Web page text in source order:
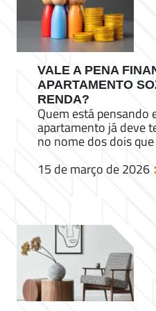
VALE A PENA
APARTAMENTO
RENDA?
Quem está pensando
apartamento já deve
no nome dos dois
15 de março de 2026